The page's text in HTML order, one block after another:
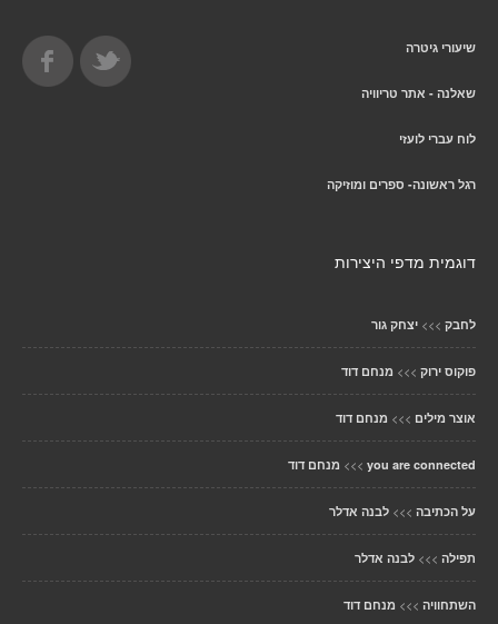
שיעורי גיטרה
שאלנה - אתר טריוויה
לוח עברי לועזי
רגל ראשונה- ספרים ומוזיקה
דוגמית מדפי היצירות
לחבק >>> יצחק גור
פוקוס ירוק >>> מנחם דוד
אוצר מילים >>> מנחם דוד
you are connected
>>> מנחם דוד
על הכתיבה >>> לבנה אדלר
תפילה >>> לבנה אדלר
השתחוויה >>> מנחם דוד